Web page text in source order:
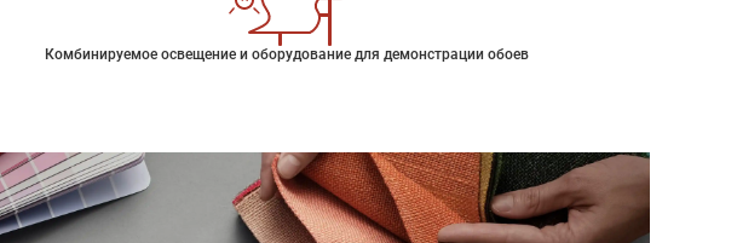
Комбинируемое освещение и оборудование для демонстрации обоев